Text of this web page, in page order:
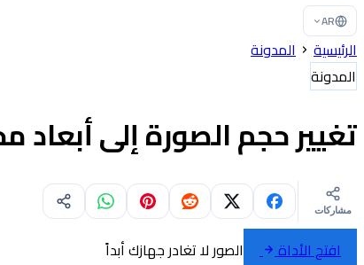
AR
الرئيسية
المدونة
المدونة
تغيير حجم الصورة إلى
مشاركات
افتح الأداة الصور لا تغادر جهازك أبداً